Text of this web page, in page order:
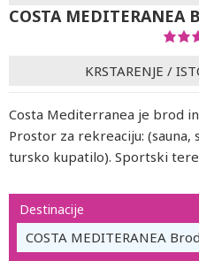
COSTA MEDITERANEA
KRSTARENJE /
Costa Mediterranea je brod
Prostor za rekreaciju: (sauna,
tursko kupatilo). Sportski
Destinacije
COSTA MEDITERANEA Brod